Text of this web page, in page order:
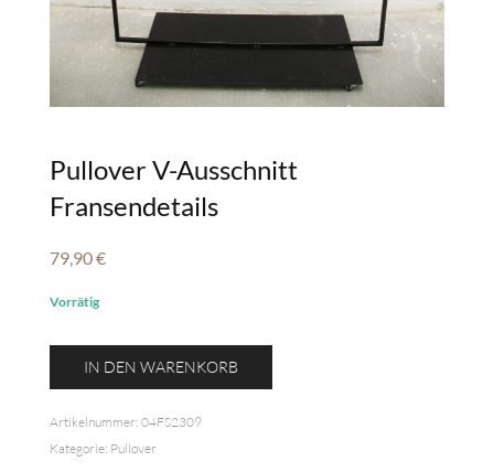
Pullover V-Ausschnitt
Fransendetails
79,90€
Vorrätig
Pullover
Fransendetails
Menge
IN DEN WARENKORB
Artikelnummer: 04FS2309
Kategorie: Pullover